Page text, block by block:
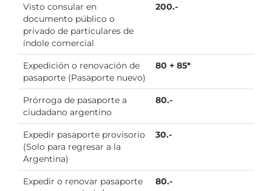
Visto consular en
documento público o
privado de particulares de
índole comercial
200.-
Expedición o renovación de
pasaporte (Pasaporte nuevo)
80 + 85*
Prórroga de pasaporte a
ciudadano argentino
80.-
Expedir pasaporte provisorio
(Solo para regresar a la
Argentina)
30.-
Expedir o renovar pasaporte
80.-